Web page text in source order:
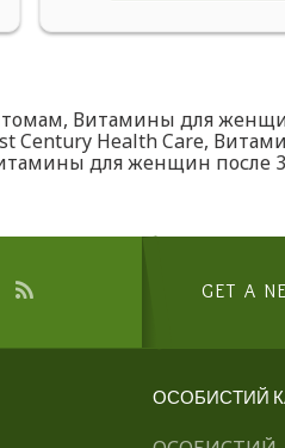
, Витамины для
Century Health Care,
для женщин после
GET A
ОСОБИСТИЙ